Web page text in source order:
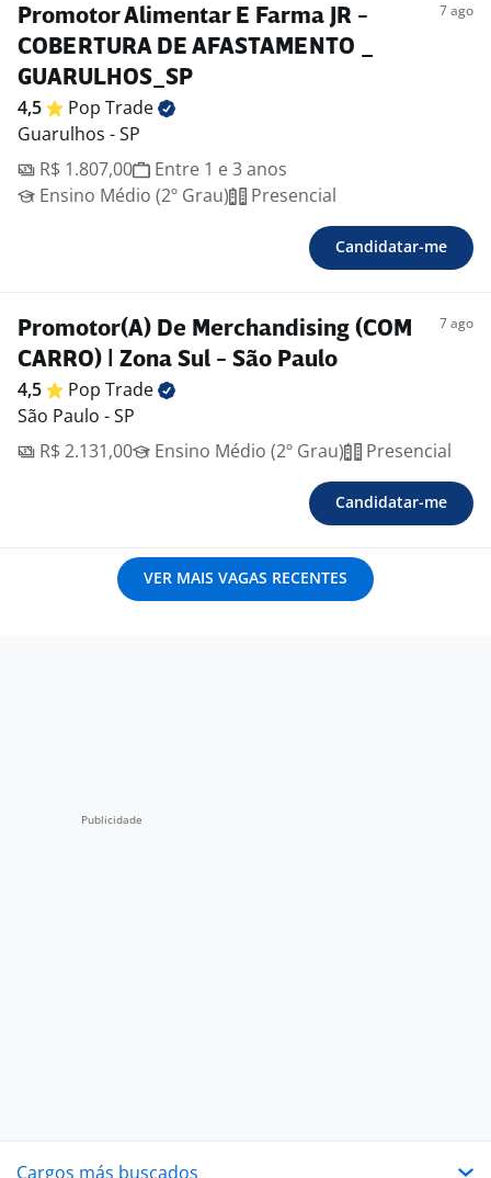
Promotor Alimentar E Farma JR -
COBERTURA DE AFASTAMENTO _
GUARULHOS_SP
7 ago
4,5 Pop Trade
Guarulhos - SP
R$ 1.807,00
Entre 1 e 3 anos
Ensino Médio (2º Grau)
Presencial
Candidatar-me
Promotor(A) De Merchandising (COM
CARRO) | Zona Sul - São Paulo
7 ago
4,5 Pop Trade
São Paulo - SP
R$ 2.131,00
Ensino Médio (2º Grau) Presencial
Candidatar-me
VER MAIS VAGAS RECENTES
Cargos más buscados